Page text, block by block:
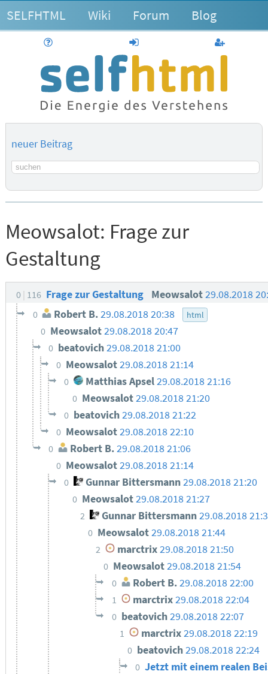
SELFHTML Wiki Forum Blog
anmelden
neuer Beitrag
Suchbegriff
Meowsalot: Frage zur
Gestaltung
0 116 Frage zur Gestaltung Meowsalot29.08.2018
0 Robert B.29.08.2018 20:38 html
0 Meowsalot29.08.2018 20:47
0 beatovich29.08.2018 21:00
0 Meowsalot29.08.2018 21:14
0 Matthias Apsel29.08.2018 21:16
0 Meowsalot29.08.2018 21:20
0 beatovich29.08.2018 21:22
0 Meowsalot29.08.2018 22:10
0 Robert B.29.08.2018 21:06
0 Meowsalot29.08.2018 21:14
0 Gunnar Bittersmann29.08.2018 21:20
0 Meowsalot29.08.2018 21:27
2 Gunnar Bittersmann 29.08.2018
0 Meowsalot29.08.2018 21:44
2 marctrix29.08.2018 21:50
0 Meowsalot29.08.2018 21:54
0 Robert B.29.08.2018 22:00
1 marctrix29.08.2018 22:04
0 beatovich29.08.2018 22:07
1 marctrix 29.08.2018 22:19
0 beatovich29.08.2018 22:24
0 Jetzt mit einem realen